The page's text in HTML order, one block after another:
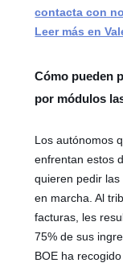
contacta con
Leer más en
Cómo pueden
por módulos
Los autónomos
enfrentan estos
quieren pedir
en marcha. Al
facturas, les
75% de sus
BOE ha